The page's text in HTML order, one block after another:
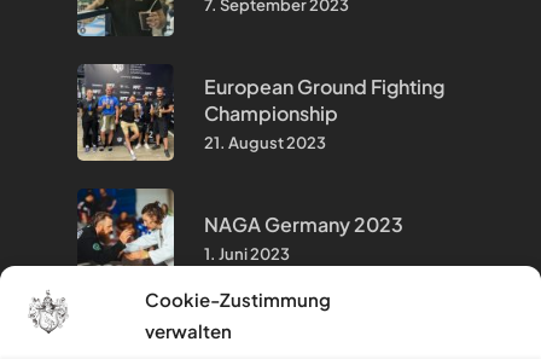
Cookie-Zustimmung
verwalten
7. September 2023
European Ground Fighting
Championship
21. August 2023
NAGA Germany 2023
1. Juni 2023